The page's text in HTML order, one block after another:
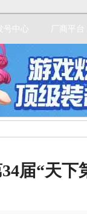
号中心 厂商平台
届“天下
注册